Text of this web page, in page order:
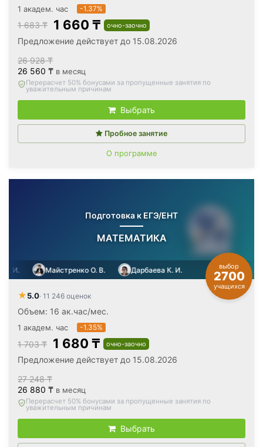
1 академ. час -1.37%
1 683 ₸ 1 660 ₸ очно-заочно
Предложение действует до 15.08.2026
26 928 ₸
26 560 ₸ в месяц
Вернём все оплаченные деньги, если откажетесь после
первого занятия
Выбрать
Пробное занятие
О программе
Подготовка к ЕГЭ/ЕНТ
МАТЕМАТИКА
выбор
2700
учащихся
Майстренко О. В. Дарбаева К. И.
★5.0· 11 246 оценок
Объем: 16 ак.час/мес.
1 академ. час -1.35%
1 703 ₸ 1 680 ₸ очно-заочно
Предложение действует до 15.08.2026
27 248 ₸
26 880 ₸ в месяц
Вернём все оплаченные деньги, если откажетесь после
первого занятия
Выбрать